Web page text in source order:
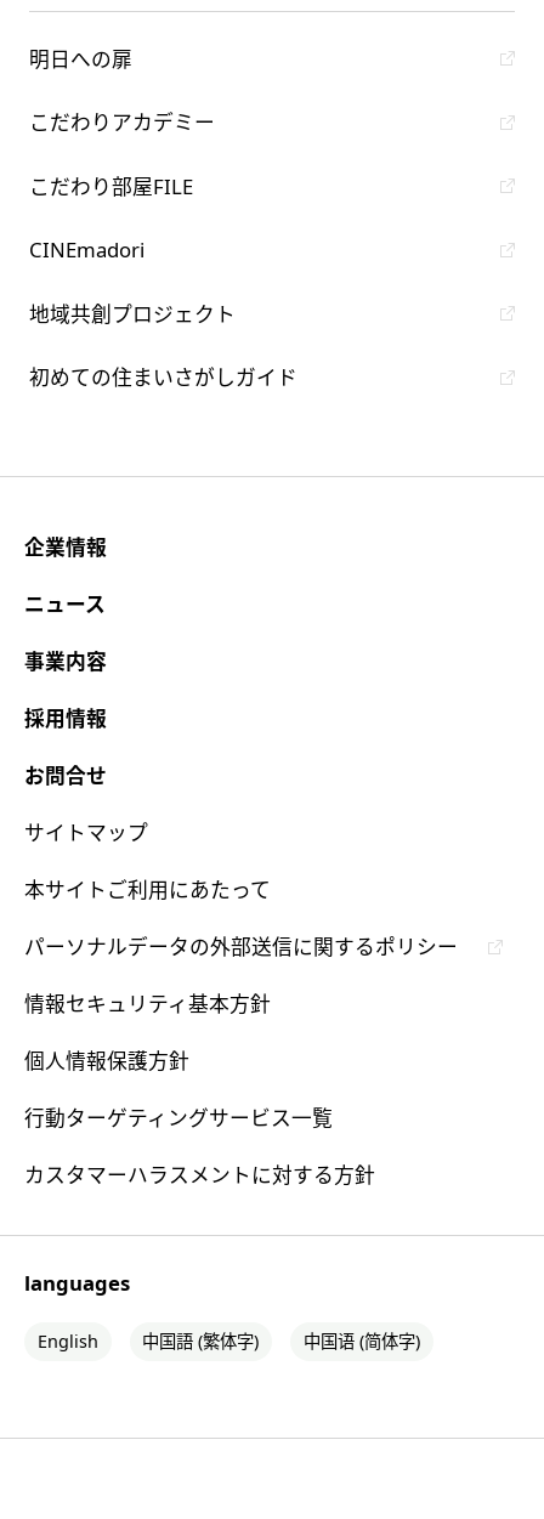
明日への扉
こだわりアカデミー
こだわり部屋FILE
CINEmadori
地域共創プロジェクト
初めての住まいさがしガイド
企業情報
ニュース
事業内容
採用情報
お問合せ
サイトマップ
本サイトご利用にあたって
パーソナルデータの外部送信に関するポリシー
情報セキュリティ基本方針
個人情報保護方針
行動ターゲティングサービス一覧
カスタマーハラスメントに対する方針
languages
English 中国語 (繁体字) 中国语 (简体字)